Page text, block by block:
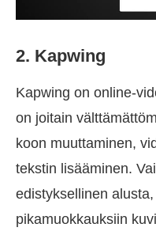
2. Kapwing
Kapwing on online-
on joitain
koon muuttaminen,
tekstin lisääminen.
edistyksellinen
pikamuokkauksiin